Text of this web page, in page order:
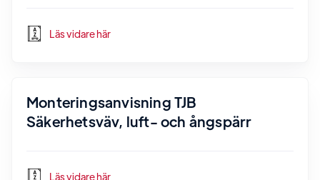
Läs vidare här
Monteringsanvisning TJB
Säkerhetsväv, luft- och ångspärr
Läs vidare här